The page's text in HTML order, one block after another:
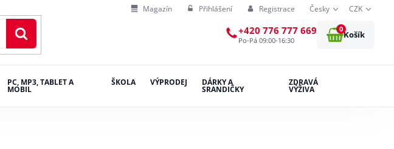
Magazín Přihlášení Registrace Česky CZK
+420 776 777 669
Po-Pá 09:00-16:30
0
Košík
PC, MP3, TABLET A
MOBIL
ŠKOLA VÝPRODEJ DÁRKY A
SRANDIČKY
ZDRAVÁ
VÝŽIVA